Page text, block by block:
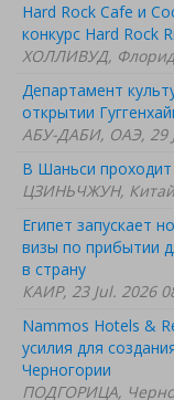
Hard Rock Cafe и
конкурс Hard Rock
ХОЛЛИВУД,
Департамент
открытии
АБУ-ДАБИ, ОАЭ, 29
В Шаньси
ЦЗИНЬЧЖУН,
Египет запускает
визы по прибытии
в страну
КАИР, 23 Jul. 2026
Nammos Hotels &
усилия для
Черногории
ПОДГОРИЦА,